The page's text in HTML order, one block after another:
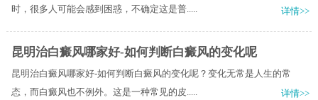
时，很多人可能会感到困惑，不确定这是普.....
详情>>
昆明治白癜风哪家好-如何判断白癜风的变化呢
昆明治白癜风哪家好-如何判断白癜风的变化呢？变化无常是人生的常
态，而白癜风也不例外。这是一种常见的皮.....
详情>>